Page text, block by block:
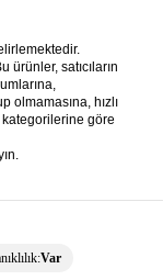
ürünler, satıcıların
hızlı
göre
Var